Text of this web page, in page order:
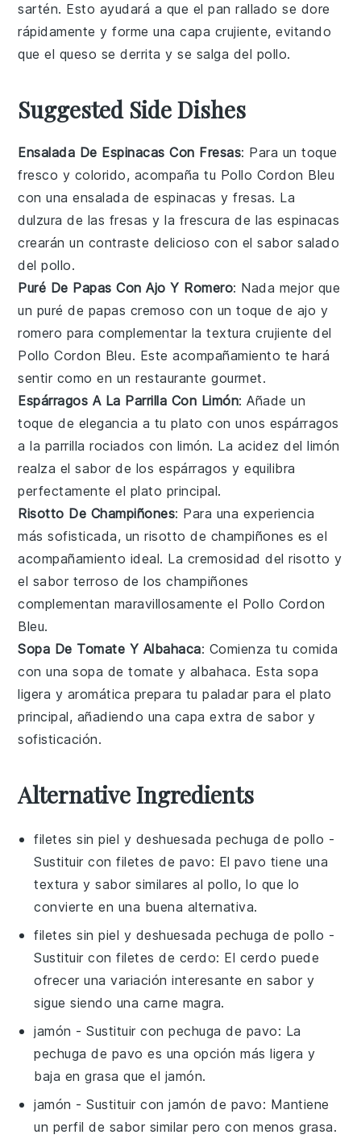
sartén. Esto ayudará a que elpan rallado se dore
rápidamente y forme una capa crujiente, evitando
que el queso se derrita y se salga del pollo.
Suggested Side Dishes
Ensalada De Espinacas Con Fresas: Para un toque
fresco y colorido, acompaña tu Pollo Cordon Bleu
con unaensalada de espinacas yfresas. La
dulzura de las fresas y la frescura de las espinacas
crearán un contraste delicioso con el sabor salado
del pollo.
Puré De Papas Con Ajo Y Romero: Nada mejor que
un puré de papas cremoso con un toque de ajo y
romero para complementar la textura crujiente del
Pollo Cordon Bleu. Este acompañamiento te hará
sentir como en un restaurante gourmet.
Espárragos A La Parrilla Con Limón: Añade un
toque de elegancia a tu plato con unos espárragos
a la parrilla rociados con limón. La acidez del limón
realza el sabor de los espárragos y equilibra
perfectamente el plato principal.
Risotto De Champiñones: Para una experiencia
más sofisticada, unrisotto de champiñones es el
acompañamiento ideal. La cremosidad del risotto y
el sabor terroso de loschampiñones
complementan maravillosamente el Pollo Cordon
Bleu.
Sopa De Tomate Y Albahaca: Comienza tu comida
con unasopa de tomate y albahaca. Esta sopa
ligera y aromática prepara tu paladar para el plato
principal, añadiendo una capa extra de sabor y
sofisticación.
Alternative Ingredients
filetes sin piel y deshuesada pechuga de pollo -
Sustituir confiletes de pavo: El pavo tiene una
textura y sabor similares al pollo, lo que lo
convierte en una buena alternativa.
filetes sin piel y deshuesada pechuga de pollo -
Sustituir confiletes de cerdo: El cerdo puede
ofrecer una variación interesante en sabor y
sigue siendo una carne magra.
jamón - Sustituir conpechuga de pavo: La
pechuga de pavo es una opción más ligera y
baja en grasa que el jamón.
jamón - Sustituir conjamón de pavo: Mantiene
un perfil de sabor similar pero con menos grasa.